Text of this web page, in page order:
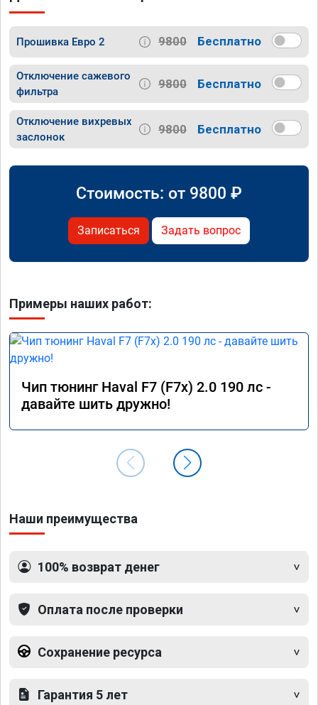
Прошивка Евро 2 9800 Бесплатно
Отключение сажевого
фильтра
9800 Бесплатно
Отключение вихревых
заслонок
9800 Бесплатно
Стоимость: от 9800 ₽
Записаться Задать вопрос
Примеры наших работ:
Чип тюнинг Haval F7 (F7x) 2.0 190 лс -
давайте шить дружно!
Наши преимущества
100% возврат денег
Оплата после проверки
Сохранение ресурса
Гарантия 5 лет